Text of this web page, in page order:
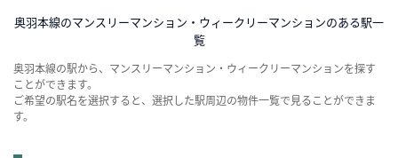
奥羽本線のマンスリーマンション・ウィークリーマンションのある駅一
覧
奥羽本線の駅から、マンスリーマンション・ウィークリーマンションを探す
ことができます。
ご希望の駅名を選択すると、選択した駅周辺の物件一覧で見ることができま
す。